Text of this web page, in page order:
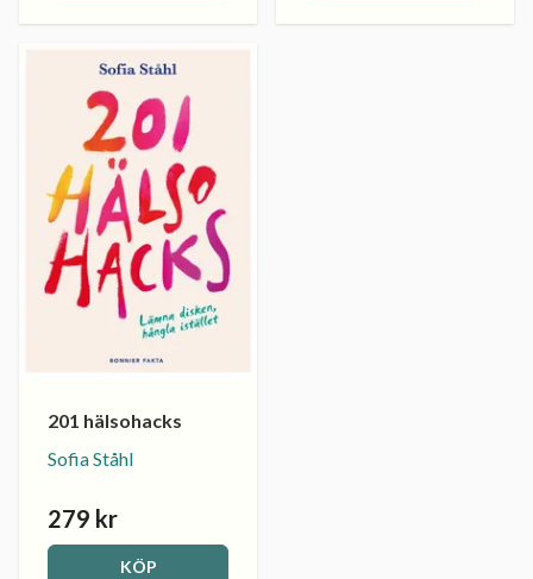
201 hälsohacks
Sofia Ståhl
279 kr
KÖP